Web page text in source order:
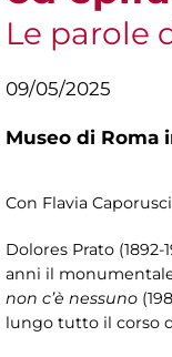
Le parole
09/05/2025
Museo di Roma
Con Flavia
Dolores Prato
anni il
non c’è nessuno
lungo tutto il corso